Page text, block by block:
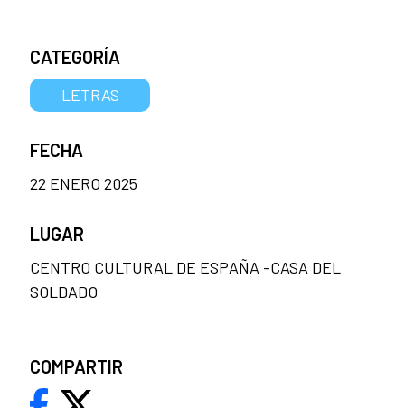
CATEGORÍA
LETRAS
FECHA
22 ENERO 2025
LUGAR
CENTRO CULTURAL DE ESPAÑA -CASA DEL
SOLDADO
COMPARTIR